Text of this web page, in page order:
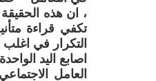
، ان هذه
تكفي قراءة
التكرار في
اصابع اليد
العامل